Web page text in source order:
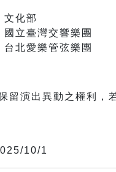
文化部
國立臺灣交響樂團
台北愛樂管弦樂團
留演出異動之權利，
10/1